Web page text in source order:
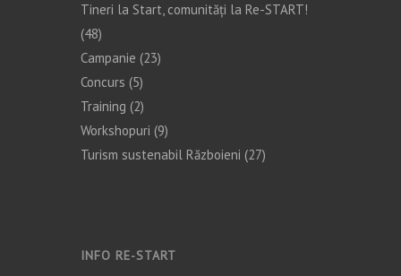
Tineri la Start, comunități la Re-START!
(48)
Campanie (23)
Concurs (5)
Training (2)
Workshopuri (9)
Turism sustenabil Războieni (27)
INFO RE-START